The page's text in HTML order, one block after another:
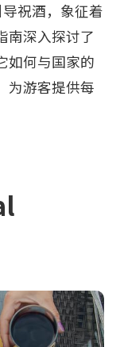
祝酒，象征着
南深入探讨了
如何与国家的
为游客提供每